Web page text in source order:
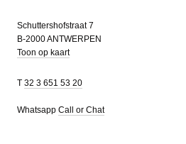
Schuttershofstraat 7
B-2000 ANTWERPEN
Toon op kaart
T 32 3 651 53 20
Whatsapp Call or Chat